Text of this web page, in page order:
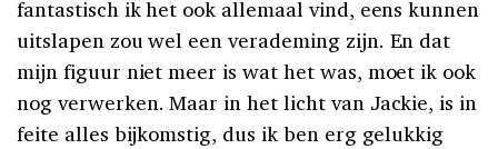
fantastisch ik het ook allemaal vind, eens kunnen
uitslapen zou wel een verademing zijn. En dat
mijn figuur niet meer is wat het was, moet ik ook
nog verwerken. Maar in het licht van Jackie, is in
feite alles bijkomstig, dus ik ben erg gelukkig